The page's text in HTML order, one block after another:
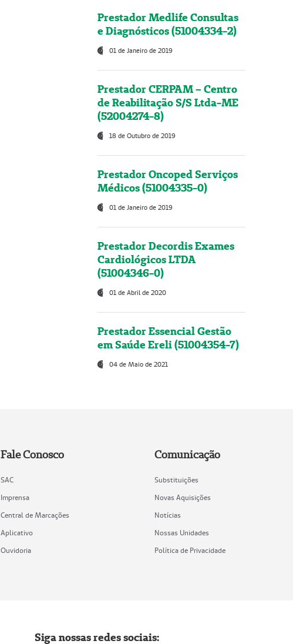
Prestador Medlife Consultas
e Diagnósticos (51004334-2)
01 de Janeiro de 2019
Prestador CERPAM – Centro
de Reabilitação S/S Ltda-ME
(52004274-8)
18 de Outubro de 2019
Prestador Oncoped Serviços
Médicos (51004335-0)
01 de Janeiro de 2019
Prestador Decordis Exames
Cardiológicos LTDA
(51004346-0)
01 de Abril de 2020
Prestador Essencial Gestão
em Saúde Ereli (51004354-7)
04 de Maio de 2021
Fale Conosco
SAC
Imprensa
Central de Marcações
Aplicativo
Ouvidoria
Comunicação
Substituições
Novas Aquisições
Notícias
Nossas Unidades
Política de Privacidade
Siga nossas redes sociais: